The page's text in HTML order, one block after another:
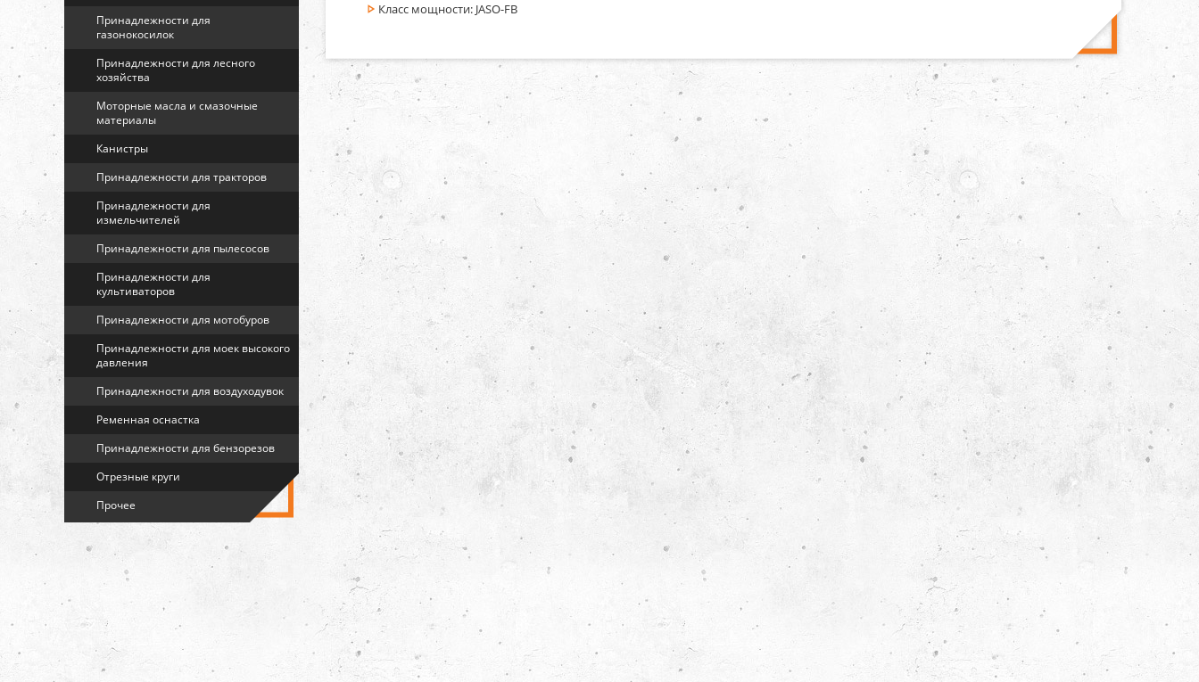
Принадлежности для
газонокосилок
Принадлежности для лесного
хозяйства
Моторные масла и смазочные
материалы
Канистры
Принадлежности для тракторов
Принадлежности для
измельчителей
Принадлежности для пылесосов
Принадлежности для
культиваторов
Принадлежности для мотобуров
Принадлежности для моек высокого
давления
Принадлежности для воздуходувок
Ременная оснастка
Принадлежности для бензорезов
Отрезные круги
Прочее
Класс мощности: JASO-FB